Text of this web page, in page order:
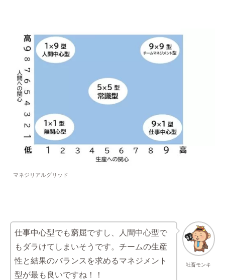
マネジリアルグリッド
社畜モンキ
仕事中心型でも窮屈ですし、人間中心型で
もダラけてしまいそうです。チームの生産
性と結果のバランスを求めるマネジメント
型が最も良いですね！！